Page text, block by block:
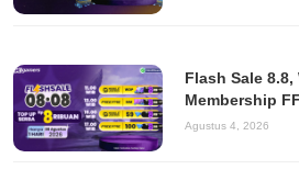
Flash Sale 8.8,
Membership
Agustus 4, 2026